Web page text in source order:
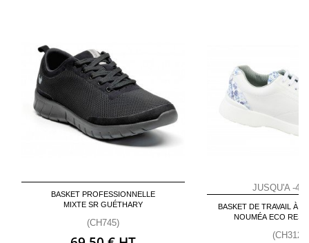
BASKET PROFESSIONNELLE
MIXTE SR GUÉTHARY
(CH745)
JUSQU'A -
BASKET DE TRAVAIL À
NOUMÉA ECO
(CH312)